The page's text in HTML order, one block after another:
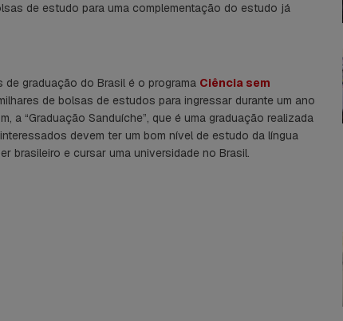
de estudo para uma complementação do estudo já
graduação do Brasil é o programa Ciência sem
de bolsas de estudos para ingressar durante um ano
a “Graduação Sanduíche”, que é uma graduação realizada
devem ter um bom nível de estudo da língua
brasileiro e cursar uma universidade no Brasil.